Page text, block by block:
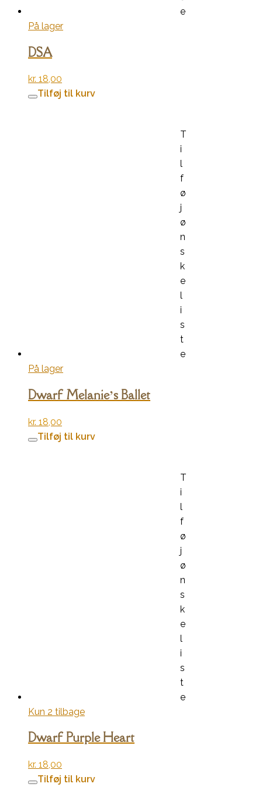
e
På lager
DSA
kr. 18,00
Tilføj til kurv
T
i
l
f
ø
j
ø
n
s
k
e
l
i
s
t
e
På lager
Dwarf Melanie’s Ballet
kr. 18,00
Tilføj til kurv
T
i
l
f
ø
j
ø
n
s
k
e
l
i
s
t
e
Kun 2 tilbage
Dwarf Purple Heart
kr. 18,00
Tilføj til kurv